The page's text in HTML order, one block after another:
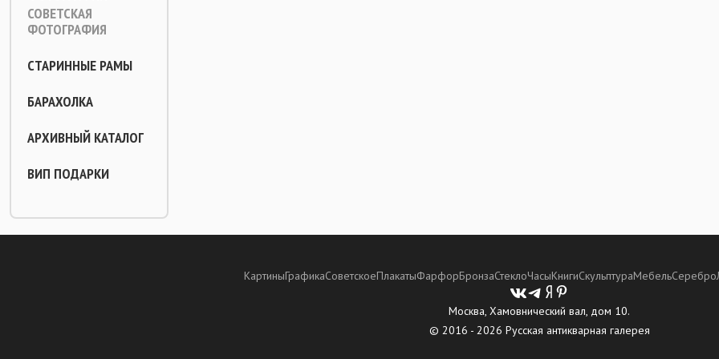
СОВЕТСКАЯ
ФОТОГРАФИЯ
СТАРИННЫЕ РАМЫ
БАРАХОЛКА
АРХИВНЫЙ КАТАЛОГ
ВИП ПОДАРКИ
КартиныГрафикаСоветскоеПлакатыФарфорБронзаСтеклоЧасыКнигиСкульптураМебельСеребро
Москва, Хамовнический вал, дом 10.
© 2016 - 2026 Русская антикварная галерея